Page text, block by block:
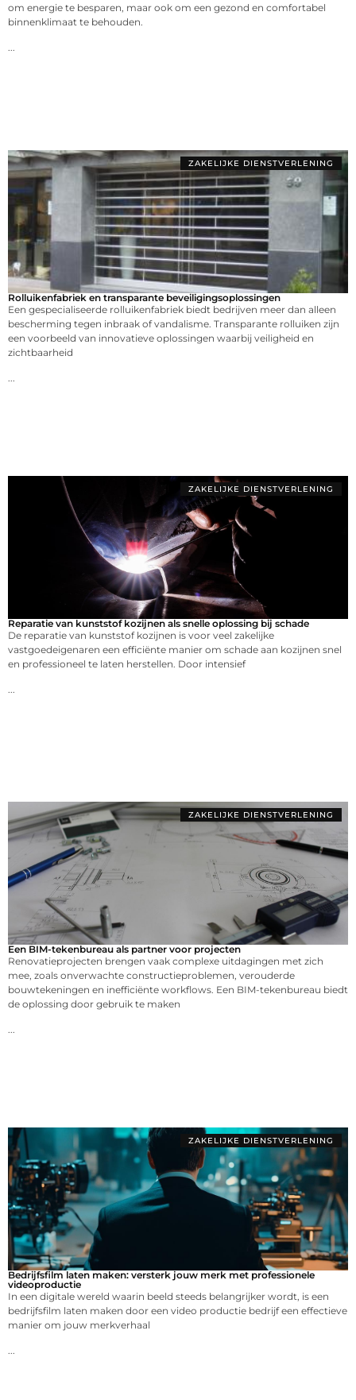
om energie te besparen, maar ook om een gezond en comfortabel
binnenklimaat te behouden.
...
ZAKELIJKE DIENSTVERLENING
Rolluikenfabriek en transparante beveiligingsoplossingen
Een gespecialiseerde rolluikenfabriek biedt bedrijven meer dan alleen
bescherming tegen inbraak of vandalisme. Transparante rolluiken zijn
een voorbeeld van innovatieve oplossingen waarbij veiligheid en
zichtbaarheid
...
ZAKELIJKE DIENSTVERLENING
Reparatie van kunststof kozijnen als snelle oplossing bij schade
De reparatie van kunststof kozijnen is voor veel zakelijke
vastgoedeigenaren een efficiënte manier om schade aan kozijnen snel
en professioneel te laten herstellen. Door intensief
...
ZAKELIJKE DIENSTVERLENING
Een BIM-tekenbureau als partner voor projecten
Renovatieprojecten brengen vaak complexe uitdagingen met zich
mee, zoals onverwachte constructieproblemen, verouderde
bouwtekeningen en inefficiënte workflows. Een BIM-tekenbureau biedt
de oplossing door gebruik te maken
...
ZAKELIJKE DIENSTVERLENING
Bedrijfsfilm laten maken: versterk jouw merk met professionele
videoproductie
In een digitale wereld waarin beeld steeds belangrijker wordt, is een
bedrijfsfilm laten maken door een video productie bedrijf een effectieve
manier om jouw merkverhaal
...